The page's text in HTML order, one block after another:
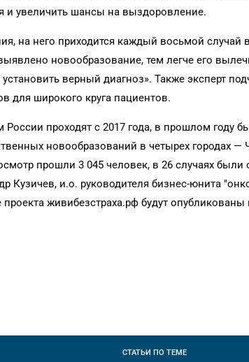
и увеличить шансы на выздоровление.
на него приходится каждый восьмой случай
новообразование, тем легче его
верный диагноз». Также эксперт
для широкого круга пациентов.
проходят с 2017 года, в прошлом году
новообразований в четырех городах —
прошли 3 045 человек, в 26 случаях
Кузичев, и.о. руководителя бизнес-юнита
живибезстраха.рф будут опубликованы
СТАТЬИПО ТЕМЕ